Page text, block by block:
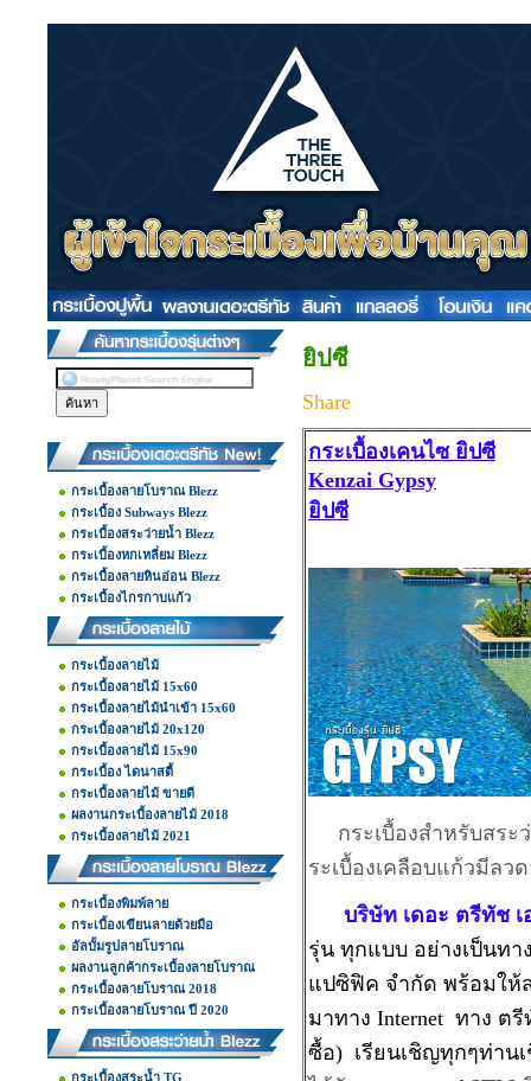
กระเบื้องลายโบราณ Blezz
กระเบื้อง Subways Blezz
กระเบื้องสระว่ายน้ำ Blezz
กระเบื้องหกเหลี่ยม Blezz
กระเบื้องลายหินอ่อน Blezz
กระเบื้องไกรกาบแก้ว
กระเบื้องลายไม้
กระเบื้องลายไม้ 15x60
กระเบื้องลายไม้นำเข้า 15x60
กระเบื้องลายไม้ 20x120
กระเบื้องลายไม้ 15x90
กระเบื้อง ไดนาสตี้
กระเบื้องลายไม้ ขายดี
ผลงานกระเบื้องลายไม้ 2018
กระเบื้องลายไม้ 2021
กระเบื้องพิมพ์ลาย
กระเบื้องเขียนลายด้วยมือ
อัลบั้มรูปลายโบราณ
ผลงานลูกค้ากระเบื้องลายโบราณ
กระเบื้องลายโบราณ 2018
กระเบื้องลายโบราณ ปี 2020
กระเบื้องสระน้ำ TG
ยิปซี
Share
กระเบื้องเคนไซ ยิปซี
Kenzai Gypsy
ยิปซี
กระเบื้องสำหรับสระ
ระเบื้องเคลือบแก้วมีลว
บริษัท เดอะ ตรีทัช เ
รุ่น ทุกแบบ อย่างเป็นท
แปซิฟิค จำกัด พร้อมให้
มาทาง Internet ทาง
ซื้อ) เรียนเชิญทุกๆท่าน